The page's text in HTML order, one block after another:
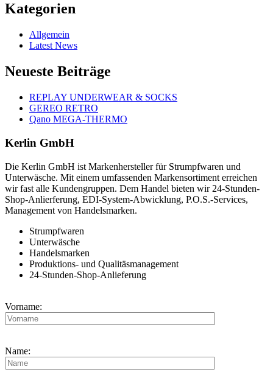
Kategorien
Allgemein
Latest News
Neueste Beiträge
REPLAY UNDERWEAR & SOCKS
GEREO RETRO
Qano MEGA-THERMO
Kerlin GmbH
Die Kerlin GmbH ist Markenhersteller für Strumpfwaren und
Unterwäsche. Mit einem umfassenden Markensortiment erreichen
wir fast alle Kundengruppen. Dem Handel bieten wir 24-Stunden-
Shop-Anlierferung, EDI-System-Abwicklung, P.O.S.-Services,
Management von Handelsmarken.
Strumpfwaren
Unterwäsche
Handelsmarken
Produktions- und Qualitäsmanagement
24-Stunden-Shop-Anlieferung
Vorname:
Name: